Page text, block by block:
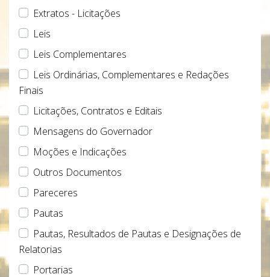
Extratos - Licitações
Leis
Leis Complementares
Leis Ordinárias, Complementares e Redações
Finais
Licitações, Contratos e Editais
Mensagens do Governador
Moções e Indicações
Outros Documentos
Pareceres
Pautas
Pautas, Resultados de Pautas e Designações de
Relatorias
Portarias